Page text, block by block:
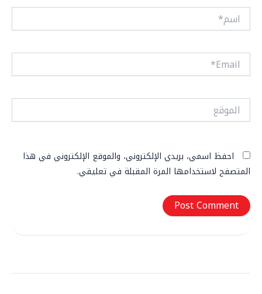
اسم*
Email*
الموقع
احفظ اسمي، بريدي الإلكتروني، والموقع الإلكتروني في هذا
المتصفح لاستخدامها المرة المقبلة في تعليقي.